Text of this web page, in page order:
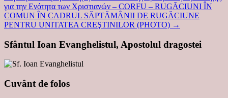
για την Ενότητα των Χριστιανών – CORFU – RUGĂCIUNI ÎN
COMUN ÎN CADRUL SĂPTĂMÂNII DE RUGĂCIUNE
PENTRU UNITATEA CREŞTINILOR (PHOTO) →
Sfântul Ioan Evanghelistul, Apostolul dragostei
Cuvânt de folos